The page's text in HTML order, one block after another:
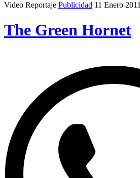
Video Reportaje Publicidad 11 Enero 2011
The Green Hornet